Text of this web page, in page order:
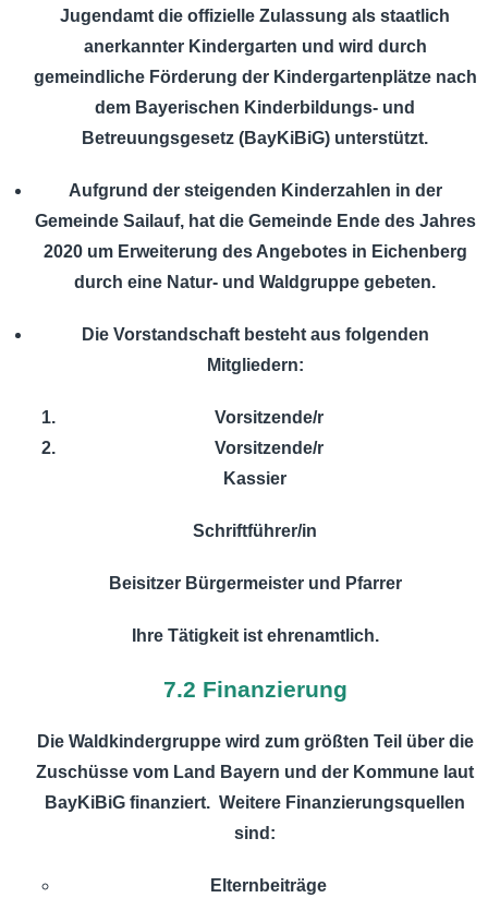
Jugendamt die offizielle Zulassung als staatlich
anerkannter Kindergarten und wird durch
gemeindliche Förderung der Kindergartenplätze nach
dem Bayerischen Kinderbildungs- und
Betreuungsgesetz (BayKiBiG) unterstützt.
Aufgrund der steigenden Kinderzahlen in der
Gemeinde Sailauf, hat die Gemeinde Ende des Jahres
2020 um Erweiterung des Angebotes in Eichenberg
durch eine Natur- und Waldgruppe gebeten.
Die Vorstandschaft besteht aus folgenden
Mitgliedern:
Vorsitzende/r
Vorsitzende/r
Kassier
Schriftführer/in
Beisitzer Bürgermeister und Pfarrer
Ihre Tätigkeit ist ehrenamtlich.
7.2 Finanzierung
Die Waldkindergruppe wird zum größten Teil über die
Zuschüsse vom Land Bayern und der Kommune laut
BayKiBiG finanziert. Weitere Finanzierungsquellen
sind:
Elternbeiträge